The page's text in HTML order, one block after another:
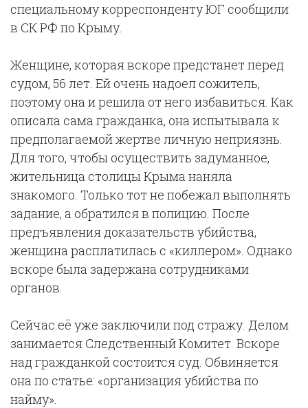
специальному корреспонденту ЮГ сообщили
в СК РФ по Крыму.
Женщине, которая вскоре предстанет перед
судом, 56 лет. Ей очень надоел сожитель,
поэтому она и решила от него избавиться. Как
описала сама гражданка, она испытывала к
предполагаемой жертве личную неприязнь.
Для того, чтобы осуществить задуманное,
жительница столицы Крыма наняла
знакомого. Только тот не побежал выполнять
задание, а обратился в полицию. После
предъявления доказательств убийства,
женщина расплатилась с «киллером». Однако
вскоре была задержана сотрудниками
органов.
Сейчас её уже заключили под стражу. Делом
занимается Следственный Комитет. Вскоре
над гражданкой состоится суд. Обвиняется
она по статье: «организация убийства по
найму».